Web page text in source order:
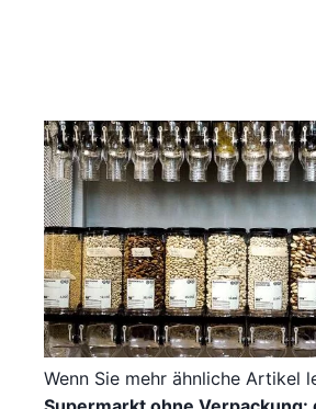
Wenn Sie mehr ähnliche Artikel